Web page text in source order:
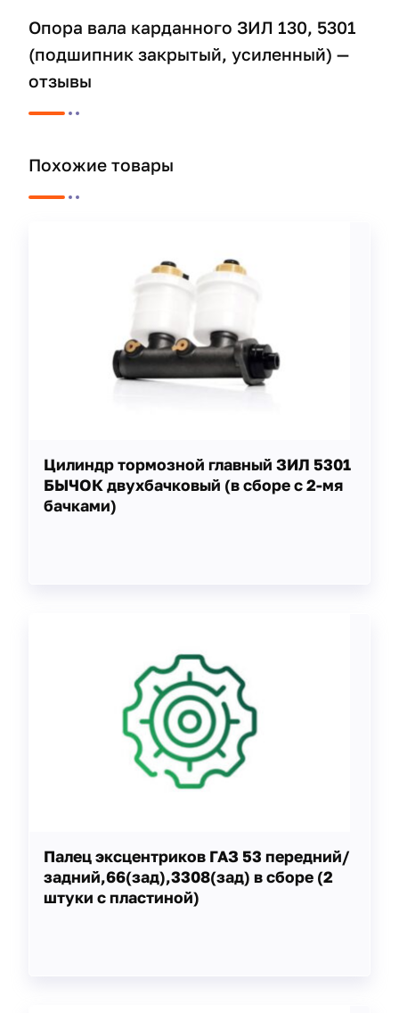
Опора вала карданного ЗИЛ 130, 5301
(подшипник закрытый, усиленный) —
отзывы
Похожие товары
Цилиндр тормозной главный ЗИЛ 5301
БЫЧОК двухбачковый (в сборе с 2-мя
бачками)
Палец эксцентриков ГАЗ 53 передний/
задний,66(зад),3308(зад) в сборе (2
штуки с пластиной)